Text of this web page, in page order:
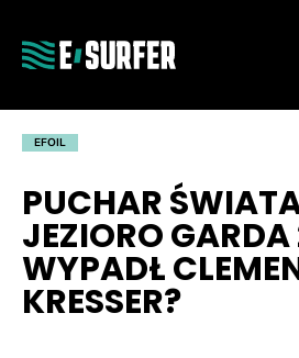
EFOIL
PUCHAR
JEZIORO
WYPADŁ
KRESSER?